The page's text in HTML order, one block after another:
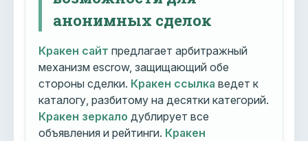
анонимных сделок
Кракен сайт предлагает арбитражный
механизм escrow, защищающий обе
стороны сделки. Кракен ссылка ведет к
каталогу, разбитому на десятки категорий.
Кракен зеркало дублирует все
объявления и рейтинги. Кракен